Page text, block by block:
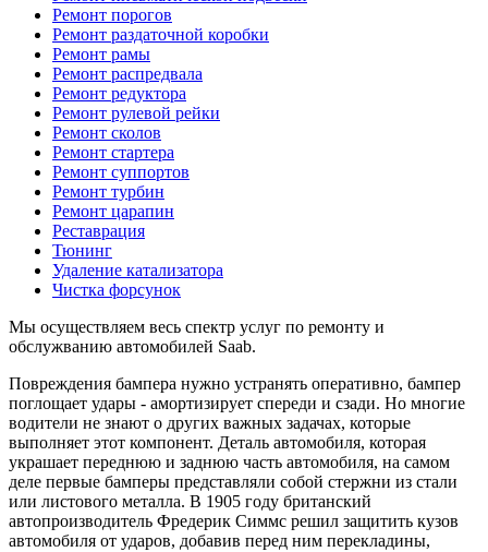
Ремонт порогов
Ремонт раздаточной коробки
Ремонт рамы
Ремонт распредвала
Ремонт редуктора
Ремонт рулевой рейки
Ремонт сколов
Ремонт стартера
Ремонт суппортов
Ремонт турбин
Ремонт царапин
Реставрация
Тюнинг
Удаление катализатора
Чистка форсунок
Мы осуществляем весь спектр услуг по ремонту и
обслужванию автомобилей Saab.
Повреждения бампера нужно устранять оперативно, бампер
поглощает удары - амортизирует спереди и сзади. Но многие
водители не знают о других важных задачах, которые
выполняет этот компонент. Деталь автомобиля, которая
украшает переднюю и заднюю часть автомобиля, на самом
деле первые бамперы представляли собой стержни из стали
или листового металла. В 1905 году британский
автопроизводитель Фредерик Симмс решил защитить кузов
автомобиля от ударов, добавив перед ним перекладины,